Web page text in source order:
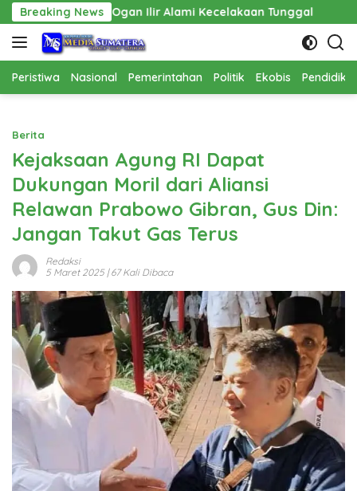
Langsung
ke
konten
Breaking News
Ilir Alami Kecelakaan Tunggal Pembangunan
Peristiwa Nasional Pemerintahan Politik Ekobis
Berita
Kejaksaan Agung RI Dapat
Dukungan Moril dari Aliansi
Relawan Prabowo Gibran, Gus Din:
Jangan Takut Gas Terus
Redaksi
5 Maret 2025 | 67 Kali Dibaca